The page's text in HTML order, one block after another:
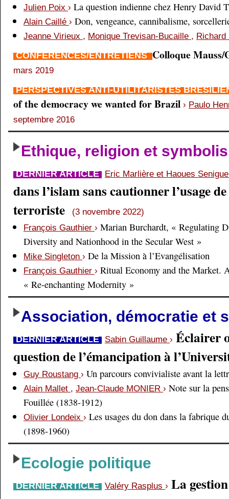
Julien Poix › La question indienne chez Henry David
Alain Caillé › Don, vengeance, cannibalisme,
Jeanne Virieux , Monique Trevisan-Bucaille ,
CONFÉRENCES/ENTRETIENS Colloque
mars 2019
PERSPECTIVES ANTI-UTILITARISTES
of the democracy we wanted for Brazil › Paulo
septembre 2016
Ethique, religion et
DERNIER ARTICLE Eric Marlière et Haoues
dans l’islam sans cautionner l’usage
terroriste
(3 novembre 2022)
François Gauthier › Marian Burchardt, « Regulating
Diversity and Nationhood in the Secular West »
Mike Singleton › De la Mission à l’Evangélisation
François Gauthier › Ritual Economy and the Market.
« Re-enchanting Modernity »
Association, démocratie et
DERNIER ARTICLE Sabin Guillaume › Éclairer
question de l’émancipation à
Guy Roustang › Un parcours convivialiste avant la
Alain Mallet , Jean-Claude MONIER › Note sur la
Fouillée (1838-1912)
Olivier Londeix › Les usages du don dans la fabrique
(1898-1960)
Ecologie politique
DERNIER ARTICLE Valéry Rasplus › La